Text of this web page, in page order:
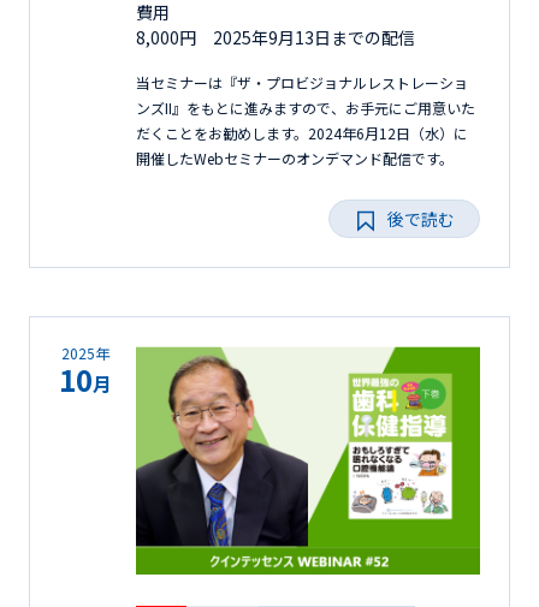
費用
8,000円 2025年9月13日までの配信
当セミナーは『ザ・プロビジョナルレストレーショ
ンズII』をもとに進みますので、お手元にご用意いた
だくことをお勧めします。2024年6月12日（水）に
開催したWebセミナーのオンデマンド配信です。
後で読む
2025年
10月